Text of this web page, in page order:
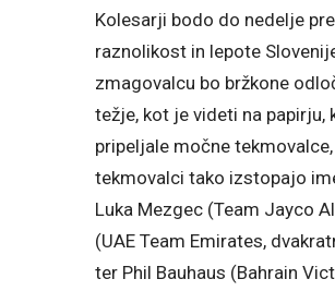
Kolesarji bodo do nedelje
raznolikost in lepote
zmagovalcu bo bržkone
težje, kot je videti na papirju,
pripeljale močne
tekmovalci tako izstopajo
Luka Mezgec (Team Jayco
(UAE Team Emirates,
ter Phil Bauhaus (Bahrain